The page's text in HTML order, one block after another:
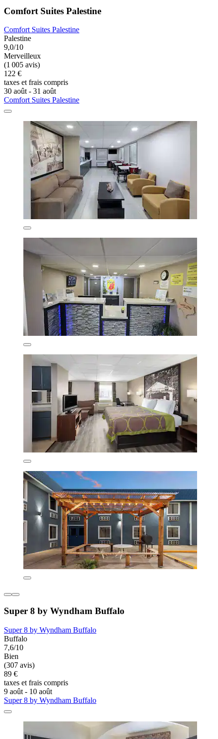
Comfort Suites Palestine
Comfort Suites Palestine
Palestine
9,0/10
Merveilleux
(1 005 avis)
122 €
taxes et frais compris
30 août - 31 août
Comfort Suites Palestine
Super 8 by Wyndham Buffalo
Super 8 by Wyndham Buffalo
Buffalo
7,6/10
Bien
(307 avis)
89 €
taxes et frais compris
9 août - 10 août
Super 8 by Wyndham Buffalo